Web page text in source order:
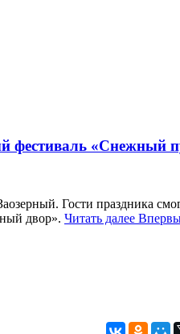
фестиваль «Снежный
Гости праздника
двор». Читать далее